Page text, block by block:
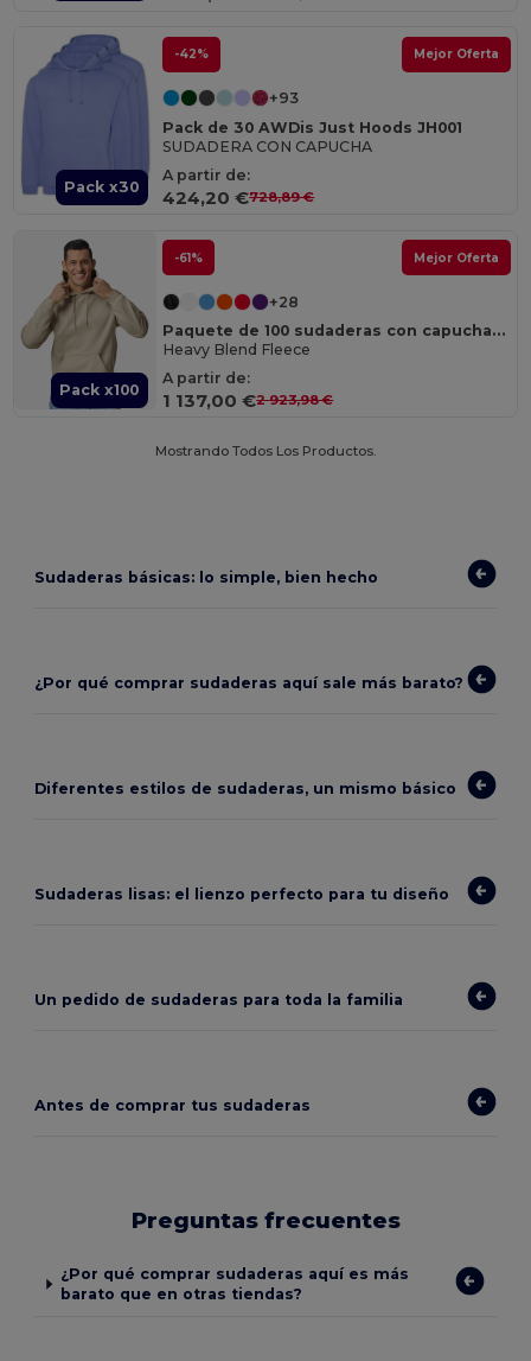
Pack x30
-42% Mejor Oferta
+93
Pack de 30 AWDis Just Hoods JH001
SUDADERA CON CAPUCHA
A partir de:
424,20 €728,89 €
Pack x100
-61% Mejor Oferta
+28
Paquete de 100 sudaderas con capucha Gildan 18500
Heavy Blend Fleece
A partir de:
1 137,00 €2 923,98 €
Mostrando Todos Los Productos.
Sudaderas básicas: lo simple, bien hecho
¿Por qué comprar sudaderas aquí sale más barato?
Diferentes estilos de sudaderas, un mismo básico
Sudaderas lisas: el lienzo perfecto para tu diseño
Un pedido de sudaderas para toda la familia
Antes de comprar tus sudaderas
Preguntas frecuentes
¿Por qué comprar sudaderas aquí es más
barato que en otras tiendas?